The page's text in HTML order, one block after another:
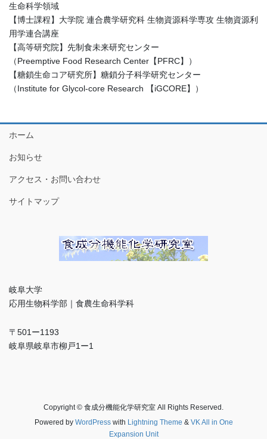
生命科学領域
【博士課程】大学院 連合農学研究科 生物資源科学専攻 生物資源利
用学連合講座
【高等研究院】先制食未来研究センター
（Preemptive Food Research Center【PFRC】）
【糖鎖生命コア研究所】糖鎖分子科学研究センター
（Institute for Glycol-core Research 【iGCORE】）
ホーム
お知らせ
アクセス・お問い合わせ
サイトマップ
岐阜大学
応用生物科学部｜食農生命科学科
〒501ー1193
岐阜県岐阜市柳戸1ー1
Copyright © 食成分機能化学研究室 All Rights Reserved.
Powered by WordPresswith Lightning Theme & VK All in One
Expansion Unit